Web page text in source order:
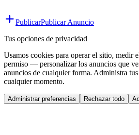
PublicarPublicar Anuncio
Tus opciones de privacidad
Usamos cookies para operar el sitio,
permiso — personalizar los anuncios que
anuncios de cualquier forma. Administra tus
cualquier momento.
Administrar preferencias Rechazar todo